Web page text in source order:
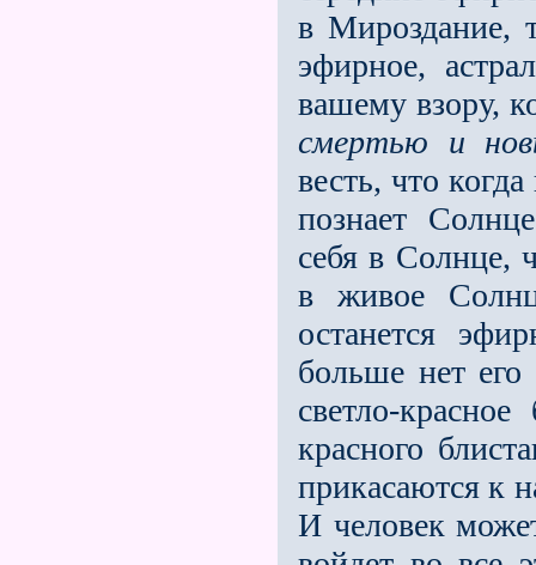
в Мироздание,
эфирное,
вашему взору,
смертью и
весть, что
познает
себя в Солнце,
в живое
останется
больше нет его
светло-
красного
прикасаются к
И человек